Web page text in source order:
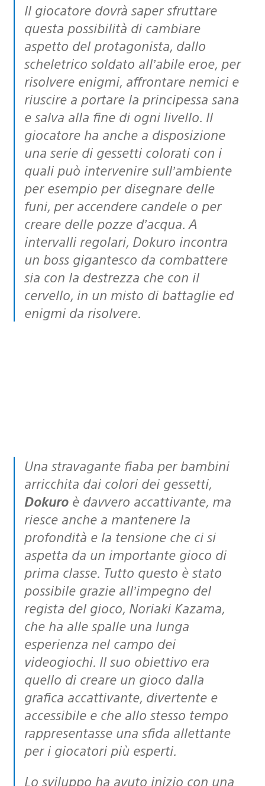
Il giocatore dovrà saper sfruttare
questa possibilità di cambiare
aspetto del protagonista, dallo
scheletrico soldato all’abile eroe, per
risolvere enigmi, affrontare nemici e
riuscire a portare la principessa sana
e salva alla fine di ogni livello. Il
giocatore ha anche a disposizione
una serie di gessetti colorati con i
quali può intervenire sull’ambiente
per esempio per disegnare delle
funi, per accendere candele o per
creare delle pozze d’acqua. A
intervalli regolari, Dokuro incontra
un boss gigantesco da combattere
sia con la destrezza che con il
cervello, in un misto di battaglie ed
enigmi da risolvere.
Una stravagante fiaba per bambini
arricchita dai colori dei gessetti,
Dokuro è davvero accattivante, ma
riesce anche a mantenere la
profondità e la tensione che ci si
aspetta da un importante gioco di
prima classe. Tutto questo è stato
possibile grazie all’impegno del
regista del gioco, Noriaki Kazama,
che ha alle spalle una lunga
esperienza nel campo dei
videogiochi. Il suo obiettivo era
quello di creare un gioco dalla
grafica accattivante, divertente e
accessibile e che allo stesso tempo
rappresentasse una sfida allettante
per i giocatori più esperti.
Lo sviluppo ha avuto inizio con una